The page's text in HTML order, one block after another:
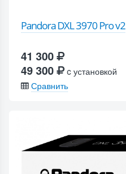
Pandora DXL 3970 Pro v2
41 300
49 300
c установкой
Сравнить